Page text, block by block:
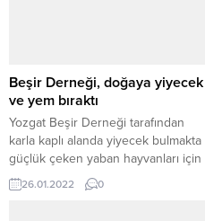
Beşir Derneği, doğaya yiyecek
ve yem bıraktı
Yozgat Beşir Derneği tarafından
karla kaplı alanda yiyecek bulmakta
güçlük çeken yaban hayvanları için
kırsala yiyecek ve yem bırakıldı.
26.01.2022 0